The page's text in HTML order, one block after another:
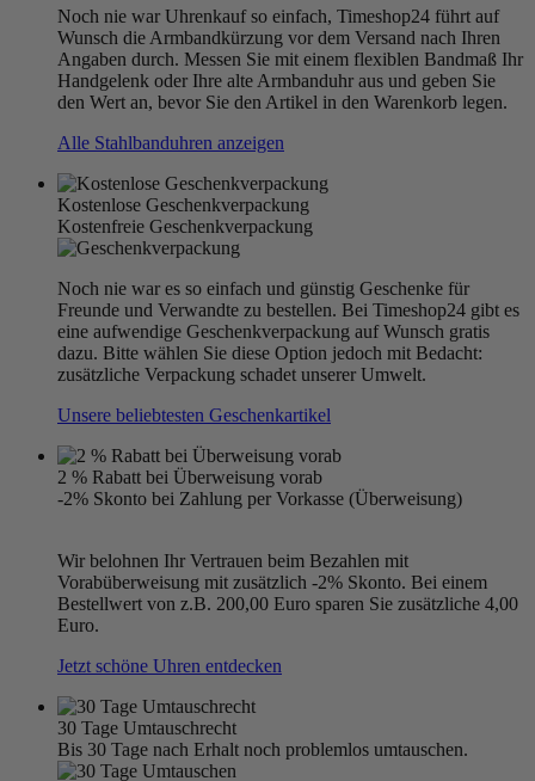
Noch nie war Uhrenkauf so einfach, Timeshop24 führt auf
Wunsch die Armbandkürzung vor dem Versand nach Ihren
Angaben durch. Messen Sie mit einem flexiblen Bandmaß Ihr
Handgelenk oder Ihre alte Armbanduhr aus und geben Sie
den Wert an, bevor Sie den Artikel in den Warenkorb legen.
Alle Stahlbanduhren anzeigen
Kostenlose Geschenkverpackung
Kostenfreie Geschenkverpackung
Noch nie war es so einfach und günstig Geschenke für
Freunde und Verwandte zu bestellen. Bei Timeshop24 gibt es
eine aufwendige Geschenkverpackung auf Wunsch gratis
dazu. Bitte wählen Sie diese Option jedoch mit Bedacht:
zusätzliche Verpackung schadet unserer Umwelt.
Unsere beliebtesten Geschenkartikel
2 % Rabatt bei Überweisung vorab
-2% Skonto bei Zahlung per Vorkasse (Überweisung)
Wir belohnen Ihr Vertrauen beim Bezahlen mit
Vorabüberweisung mit zusätzlich -2% Skonto. Bei einem
Bestellwert von z.B. 200,00 Euro sparen Sie zusätzliche 4,00
Euro.
Jetzt schöne Uhren entdecken
30 Tage Umtauschrecht
Bis 30 Tage nach Erhalt noch problemlos umtauschen.